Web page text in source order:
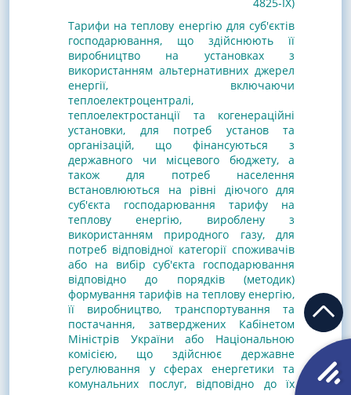
Тарифи на теплову енергію для суб'єктів
господарювання, що здійснюють її
виробництво на установках з
використанням альтернативних джерел
енергії, включаючи
теплоелектроцентралі,
теплоелектростанції та когенераційні
установки, для потреб установ та
організацій, що фінансуються з
державного чи місцевого бюджету, а
також для потреб населення
встановлюються на рівні діючого для
суб'єкта господарювання тарифу на
теплову енергію, вироблену з
використанням природного газу, для
потреб відповідної категорії споживачів
або на вибір суб'єкта господарювання
відповідно до порядків (методик)
формування тарифів на теплову енергію,
її виробництво, транспортування та
постачання, затверджених Кабінетом
Міністрів України або Національною
комісією, що здійснює державне
регулювання у сферах енергетики та
комунальних послуг, відповідно до їх